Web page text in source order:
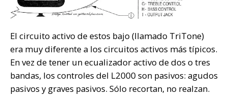
El circuito activo de estos bajo (llamado TriTone)
era muy diferente a los circuitos activos más típicos.
En vez de tener un ecualizador activo de dos o tres
bandas, los controles del L2000 son pasivos: agudos
pasivos y graves pasivos. Sólo recortan, no realzan.